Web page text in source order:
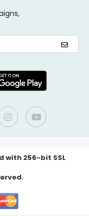
with 256-bit SSL